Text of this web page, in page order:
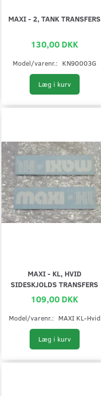
MAXI - 2, TANK TRANSFERS
130,00 DKK
Model/varenr.: KN90003G
Læg i kurv
MAXI - KL, HVID
SIDESKJOLDS TRANSFERS
109,00 DKK
Model/varenr.: MAXI KL-Hvid
Læg i kurv